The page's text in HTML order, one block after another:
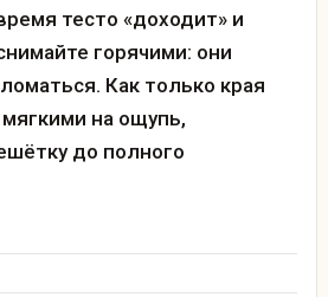
тесто «доходит» и
горячими: они
Как только края
на ощупь,
до полного